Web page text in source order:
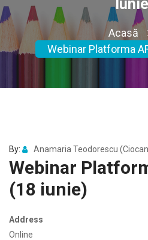
Acasă
Webinar Platforma
By: Anamaria Teodorescu
Webinar
(18 iunie)
Address
Online